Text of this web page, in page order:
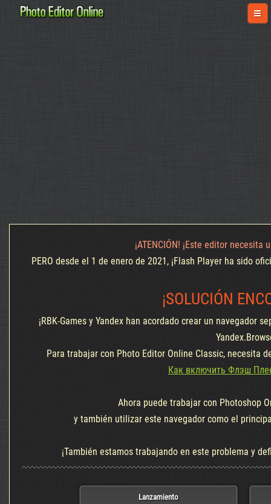
¡ATENCIÓN! ¡Este editor
PERO desde el 1 de enero de 2021, ¡Flash Player ha sido
¡SOLUCIÓN
¡RBK-Games y Yandex han acordado crear un navegador
Para trabajar con Photo Editor Online Classic, necesita
Как включить Флэш
Ahora puede trabajar con Photoshop
y también utilizar este navegador como el
¡También estamos trabajando en este problema y
Lanzamiento